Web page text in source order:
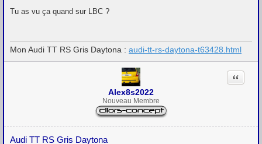
e
g
e
Tu as vu ça quand sur LBC ?
Mon Audi TT RS Gris Daytona : audi-tt-rs-daytona-t63428.html
Alex8s2022
Nouveau Membre
Audi TT RS Gris Daytona
Citation